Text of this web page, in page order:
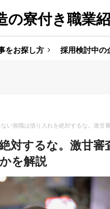
の寮付き職業
をお探し方 採用検討中の
ない無職は借り入れを絶対するな。激甘
対するな。激甘
を解説